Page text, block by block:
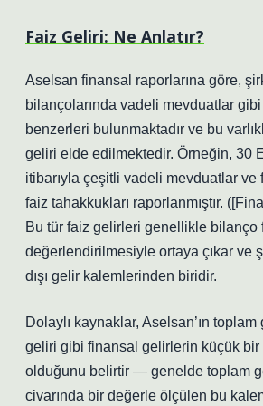
Faiz Geliri: Ne Anlatır?
Aselsan finansal raporlarına göre,
bilançolarında vadeli mevduatlar
benzerleri bulunmaktadır ve bu
geliri elde edilmektedir. Örneğin, 30
itibarıyla çeşitli vadeli mevduatlar ve
faiz tahakkukları raporlanmıştır.
Bu tür faiz gelirleri genellikle bilanço
değerlendirilmesiyle ortaya çıkar ve
dışı gelir kalemlerinden biridir.
Dolaylı kaynaklar, Aselsan’ın
geliri gibi finansal gelirlerin küçük bir
olduğunu belirtir — genelde toplam
civarında bir değerle ölçülen bu